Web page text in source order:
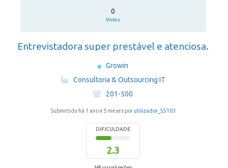
0
Votos
Entrevistadora super prestável e atenciosa.
Growin
·
Consultoria & Outsourcing IT
·
201-500
Submetido há 1 ano e 5 meses por utilizador_55103
DIFICULDADE
2.3